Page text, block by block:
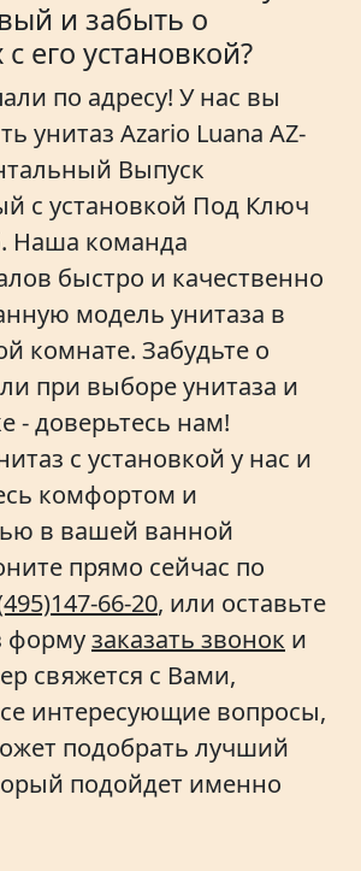
и забыть о
его установкой?
по адресу! У нас вы
унитаз Azario Luana AZ-
Выпуск
с установкой Под Ключ
Наша команда
быстро и качественно
модель унитаза в
комнате. Забудьте о
при выборе унитаза и
- доверьтесь нам!
с установкой у нас и
комфортом и
в вашей ванной
прямо сейчас по
66-20, или оставьте
формузаказать звонок и
свяжется с Вами,
интересующие вопросы,
подобрать лучший
подойдет именно